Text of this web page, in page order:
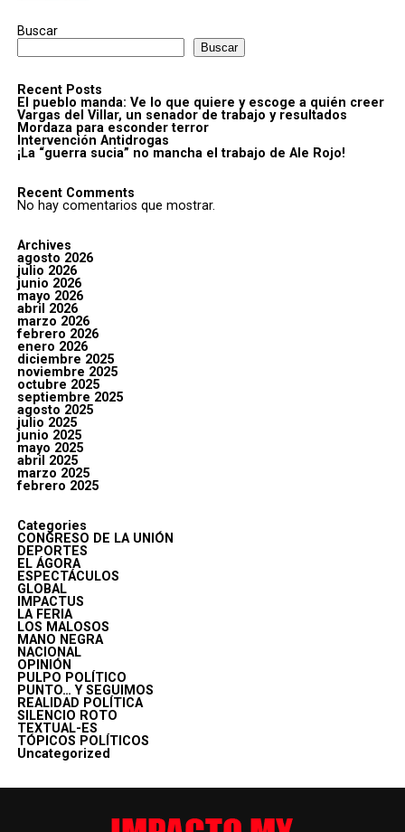
Buscar
Buscar
Recent Posts
El pueblo manda: Ve lo que quiere y escoge a quién creer
Vargas del Villar, un senador de trabajo y resultados
Mordaza para esconder terror
Intervención Antidrogas
¡La “guerra sucia” no mancha el trabajo de Ale Rojo!
Recent Comments
No hay comentarios que mostrar.
Archives
agosto 2026
julio 2026
junio 2026
mayo 2026
abril 2026
marzo 2026
febrero 2026
enero 2026
diciembre 2025
noviembre 2025
octubre 2025
septiembre 2025
agosto 2025
julio 2025
junio 2025
mayo 2025
abril 2025
marzo 2025
febrero 2025
Categories
CONGRESO DE LA UNIÓN
DEPORTES
EL ÁGORA
ESPECTÁCULOS
GLOBAL
IMPACTUS
LA FERIA
LOS MALOSOS
MANO NEGRA
NACIONAL
OPINIÓN
PULPO POLÍTICO
PUNTO… Y SEGUIMOS
REALIDAD POLÍTICA
SILENCIO ROTO
TEXTUAL-ES
TÓPICOS POLÍTICOS
Uncategorized